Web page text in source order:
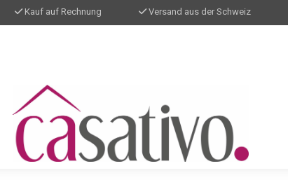
Kauf auf Rechnung Versand aus der Schweiz